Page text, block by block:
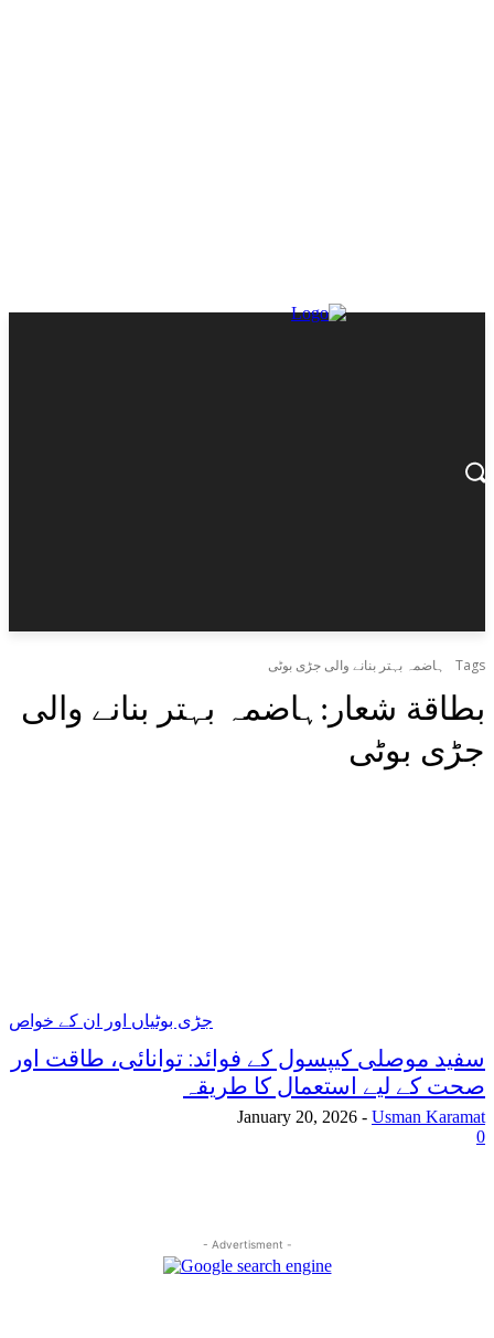
Tags ہاضمہ بہتر بنانے والی جڑی بوٹی
بطاقة شعار: ہاضمہ بہتر بنانے والی
جڑی بوٹی
جڑی بوٹیاں اور ان کے خواص
سفید موصلی کیپسول کے فوائد: توانائی، طاقت اور
صحت کے لیے استعمال کا طریقہ
Usman Karamat
-
January 20, 2026
0
- Advertisment -